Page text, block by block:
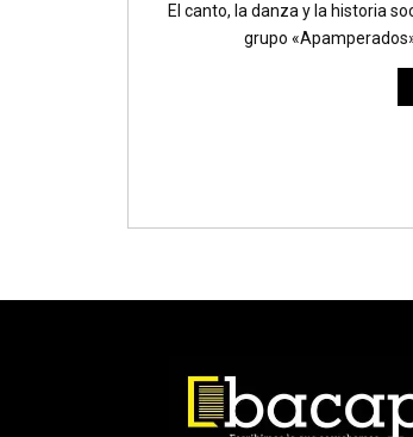
El canto, la danza y la historia
grupo